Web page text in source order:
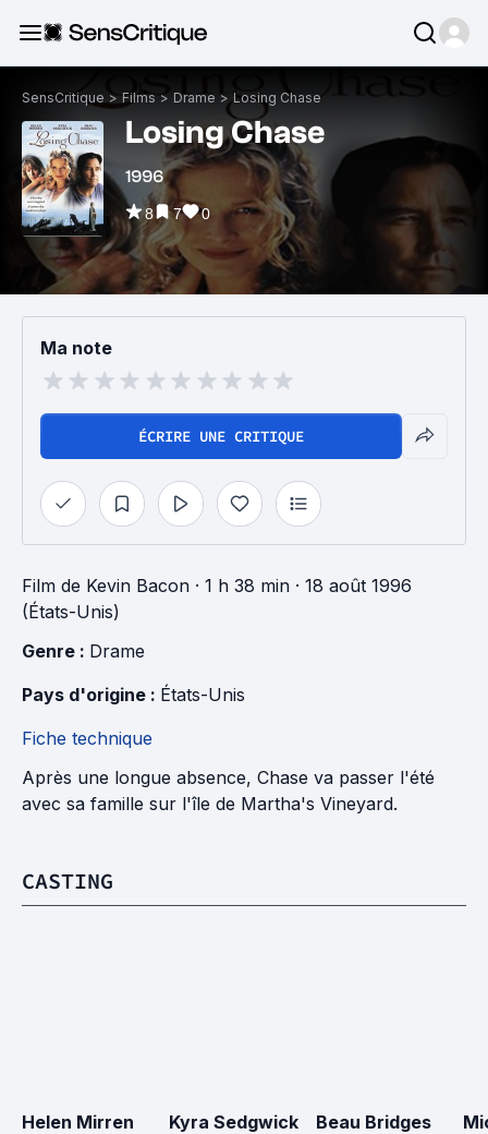
SensCritique > Films > Drame > Losing Chase
Losing Chase
1996
8 7 0
Ma note
ÉCRIRE UNE CRITIQUE
Film de Kevin Bacon · 1 h 38 min · 18 août 1996
(États-Unis)
Genre : Drame
Pays d'origine : États-Unis
Fiche technique
Après une longue absence, Chase va passer l'été
avec sa famille sur l'île de Martha's Vineyard.
CASTING
Helen Mirren
Kyra Sedgwick
Beau Bridges